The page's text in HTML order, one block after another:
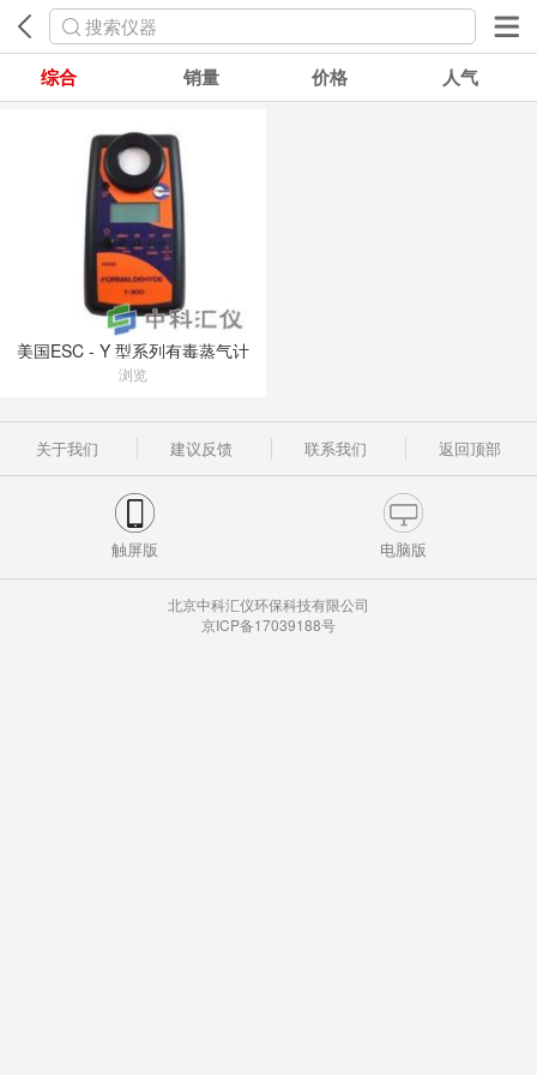
搜索仪器
综合 销量 价格 人气
美国ESC - Y 型系列有毒蒸气计
浏览
关于我们 建议反馈 联系我们 返回顶部
触屏版 电脑版
北京中科汇仪环保科技有限公司
京ICP备17039188号